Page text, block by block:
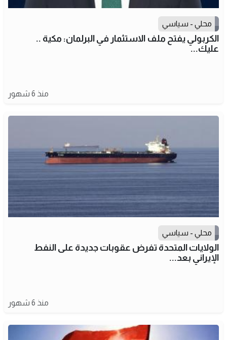
محلي - سياسي
الكربولي يفتح ملف الاستثمار في البرلمان: مكية ..
عليك...
منذ 6 شهور
محلي - سياسي
الولايات المتحدة تفرض عقوبات جديدة على النفط
الإيراني بعد...
منذ 6 شهور